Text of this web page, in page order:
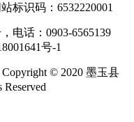
标识码：6532220001
电话：0903-6565139
号-1
© 2020 墨玉县